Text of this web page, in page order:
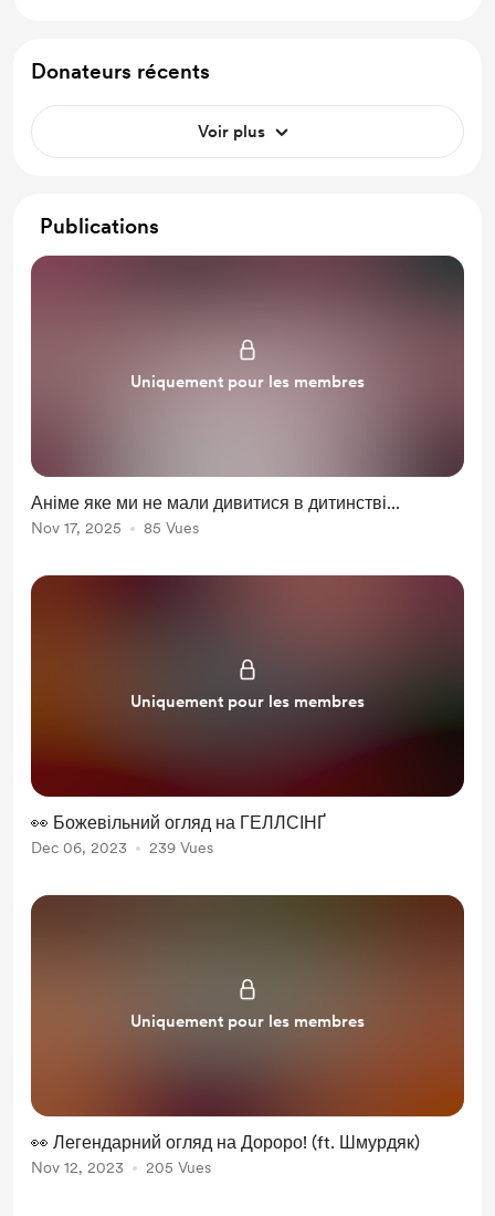
Donateurs récents
Voir plus
Publications
Uniquement pour les membres
Аніме яке ми не мали дивитися в дитинстві...
Nov 17, 2025 85 Vues
Uniquement pour les membres
👀 Божевільний огляд на ГЕЛЛСІНҐ
Dec 06, 2023 239 Vues
Uniquement pour les membres
👀 Легендарний огляд на Дороро! (ft. Шмурдяк)
Nov 12, 2023 205 Vues